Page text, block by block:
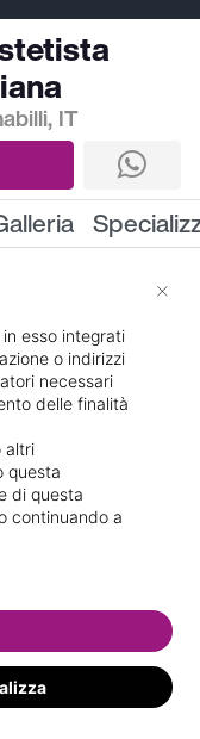
IT
Indicazioni stradali
esso integrati
o indirizzi
necessari
delle finalità
altri
questa
di questa
continuando a
×